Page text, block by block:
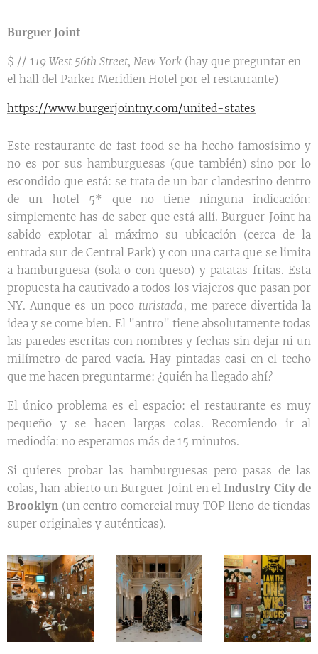
Burguer Joint
$ // 1 19 West 56th Street, New York (hay que preguntar en
el hall del Parker Meridien Hotel por el restaurante)
https://www.burgerjointny.com/united-states
Este restaurante de fast food se ha hecho famosísimo y
no es por sus hamburguesas (que también) sino por lo
escondido que está: se trata de un bar clandestino dentro
de un hotel 5* que no tiene ninguna indicación:
simplemente has de saber que está allí. Burguer Joint ha
sabido explotar al máximo su ubicación (cerca de la
entrada sur de Central Park) y con una carta que se limita
a hamburguesa (sola o con queso) y patatas fritas. Esta
propuesta ha cautivado a todos los viajeros que pasan por
NY. Aunque es un poco turistada, me parece divertida la
idea y se come bien. El "antro" tiene absolutamente todas
las paredes escritas con nombres y fechas sin dejar ni un
milímetro de pared vacía. Hay pintadas casi en el techo
que me hacen preguntarme: ¿quién ha llegado ahí?
El único problema es el espacio: el restaurante es muy
pequeño y se hacen largas colas. Recomiendo ir al
mediodía: no esperamos más de 15 minutos.
Si quieres probar las hamburguesas pero pasas de las
colas, han abierto un Burguer Joint en elIndustry City de
Brooklyn (un centro comercial muy TOP lleno de tiendas
super originales y auténticas).